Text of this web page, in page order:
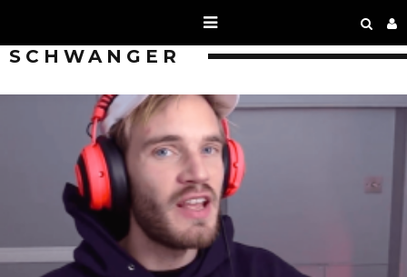
SCHWANGER